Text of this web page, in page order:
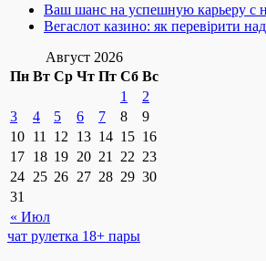
Ваш шанс на успешную карьеру с
Вегаслот казино: як перевірити
Август 2026
Пн Вт Ср Чт Пт Сб Вс
« Июл
1
2
3
4 5 6 7 8
9
10 11 12 13 14 15 16
17 18 19 20 21 22 23
24 25 26 27 28 29 30
31
чат рулетка 18+ пары